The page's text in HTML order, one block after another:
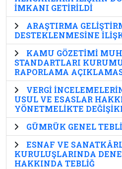
İMKANI GETİRİLDİ
ARAŞTIRMA
DESTEKLENMESİNE
KAMU GÖZETİMİ
STANDARTLARI
RAPORLAMA
VERGİ
USUL VE ESASLAR
YÖNETMELİKTE
GÜMRÜK GENEL
ESNAF VE
KURULUŞLARINDA
HAKKINDA TEBLİĞ